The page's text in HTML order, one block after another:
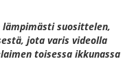
suosittelen,
jota varis videolla
toisessa ikkunassa